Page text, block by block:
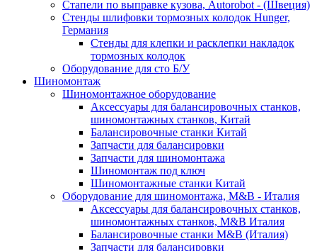
Стапели по выправке кузова, Autorobot - (Швеция)
Стенды шлифовки тормозных колодок Hunger,
Германия
Стенды для клепки и расклепки накладок
тормозных колодок
Оборудование для сто Б/У
Шиномонтаж
Шиномонтажное оборудование
Аксессуары для балансировочных станков,
шиномонтажных станков, Китай
Балансировочные станки Китай
Запчасти для балансировки
Запчасти для шиномонтажа
Шиномонтаж под ключ
Шиномонтажные станки Китай
Оборудование для шиномонтажа, M&B - Италия
Аксессуары для балансировочных станков,
шиномонтажных станков, M&B Италия
Балансировочные станки M&B (Италия)
Запчасти для балансировки